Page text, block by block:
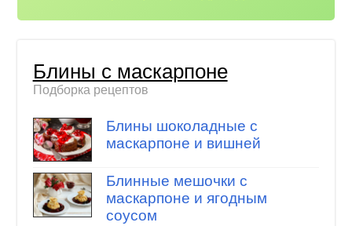
Блины с маскарпоне
Подборка рецептов
Блины шоколадные с
маскарпоне и вишней
Блинные мешочки с
маскарпоне и ягодным
соусом